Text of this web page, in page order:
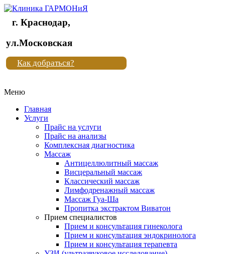
Клиника
"Новая
жизнь"
Клиника
жизнь"
г. Краснодар,
ул.Московская
Как добраться?
Меню
Главная
Услуги
Прайс на услуги
Прайс на анализы
Комплексная диагностика
Массаж
Антицеллюлитный массаж
Висцеральный массаж
Классический массаж
Лимфодренажный массаж
Массаж Гуа-Ша
Пропитка экстрактом Виватон
Прием специалистов
Прием и консультация гинеколога
Прием и консультация эндокринолога
Прием и консультация терапевта